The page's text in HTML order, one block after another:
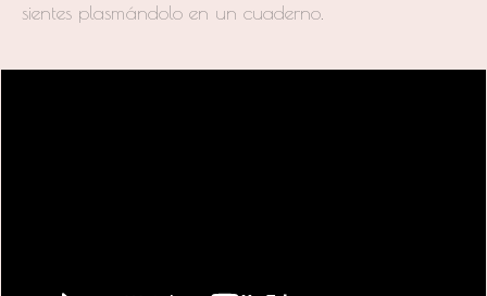
sientes plasmándolo en un cuaderno.